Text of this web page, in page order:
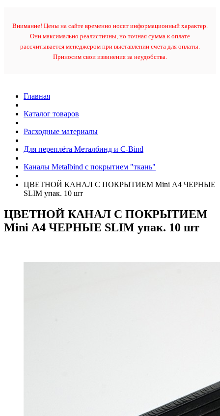
Внимание! Цены на сайте временно носят информационный характер.
Они максимально реалистичны, но точная сумма к оплате
рассчитывается менеджером при выставлении счета для оплаты.
Приносим свои извинения за неудобства.
Главная
Каталог товаров
Расходные материалы
Для переплёта Металбинд и C-Bind
Каналы Metalbind с покрытием "ткань"
ЦВЕТНОЙ КАНАЛ С ПОКРЫТИЕМ Mini А4 ЧЕРНЫЕ
SLIM упак. 10 шт
ЦВЕТНОЙ КАНАЛ С ПОКРЫТИЕМ
Mini А4 ЧЕРНЫЕ SLIM упак. 10 шт